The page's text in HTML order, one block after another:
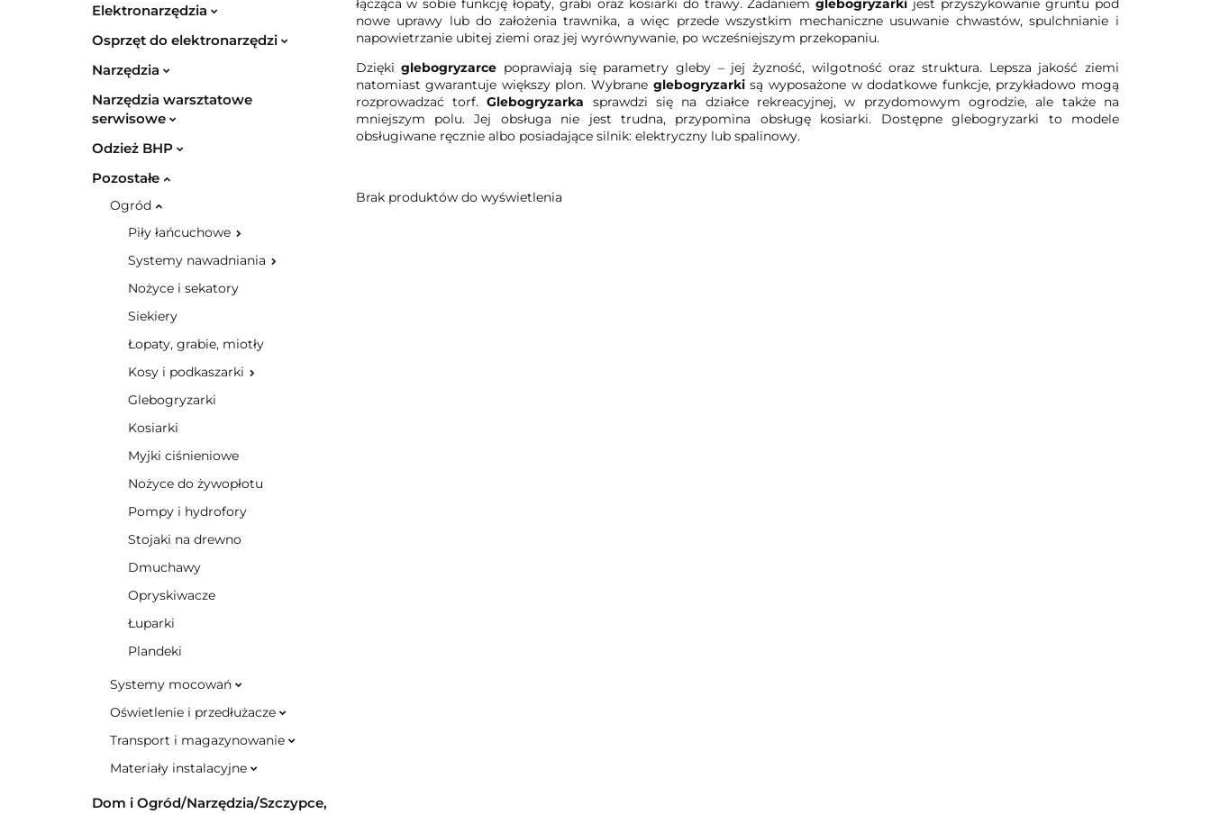
Elektronarzędzia
Osprzęt do elektronarzędzi
Narzędzia
Narzędzia warsztatowe
serwisowe
Odzież BHP
Pozostałe
Ogród
Piły łańcuchowe
Systemy nawadniania
Nożyce i sekatory
Siekiery
Łopaty, grabie, miotły
Kosy i podkaszarki
Glebogryzarki
Kosiarki
Myjki ciśnieniowe
Nożyce do żywopłotu
Pompy i hydrofory
Stojaki na drewno
Dmuchawy
Opryskiwacze
Łuparki
Plandeki
Systemy mocowań
Oświetlenie i przedłużacze
Transport i magazynowanie
Materiały instalacyjne
Dom i Ogród/Narzędzia/Szczypce,
łącząca w sobie funkcję łopaty, grabi oraz kosiarki do trawy. Zadaniemglebogryzarki jest przyszykowanie gruntu pod
nowe uprawy lub do założenia trawnika, a więc przede wszystkim mechaniczne usuwanie chwastów, spulchnianie i
napowietrzanie ubitej ziemi oraz jej wyrównywanie, po wcześniejszym przekopaniu.
Dziękiglebogryzarce poprawiają się parametry gleby – jej żyzność, wilgotność oraz struktura. Lepsza jakość ziemi
natomiast gwarantuje większy plon. Wybrane glebogryzarkisą wyposażone w dodatkowe funkcje, przykładowo mogą
rozprowadzać torf.Glebogryzarka sprawdzi się na działce rekreacyjnej, w przydomowym ogrodzie, ale także na
mniejszym polu. Jej obsługa nie jest trudna, przypomina obsługę kosiarki. Dostępne glebogryzarki to modele
obsługiwane ręcznie albo posiadające silnik: elektryczny lub spalinowy.
Brak produktów do wyświetlenia